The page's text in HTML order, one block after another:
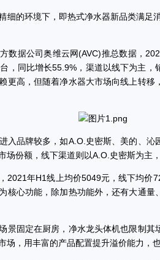
的环境下，即热式净水器新品类满足
据公司奥维云网(AVC)推总数据，
，同比增长55.9%，渠道以线下为主，
更高，但随着净水器大市场向线上转移
品牌较多，如A.O.史密斯、美的、沁
场份额，线下渠道则以A.O.史密斯为主
年H1线上均价5049元，线下均价
核心功能，除加热功能外，还有大通
固定在厨房，净水龙头体机也限制其
场，用丰富的产品配置提升溢价能力，